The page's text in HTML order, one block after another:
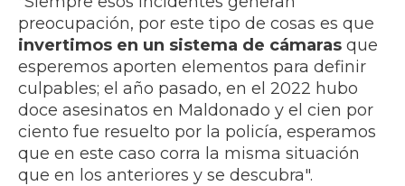
preocupación, por este tipo de cosas es que
invertimos en un sistema de cámaras que
esperemos aporten elementos para definir
culpables; el año pasado, en el 2022 hubo
doce asesinatos en Maldonado y el cien por
ciento fue resuelto por la policía, esperamos
que en este caso corra la misma situación
que en los anteriores y se descubra".